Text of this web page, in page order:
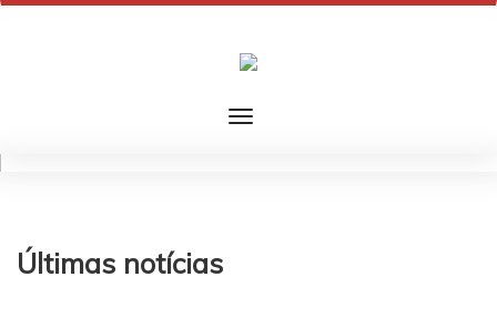
Últimas notícias